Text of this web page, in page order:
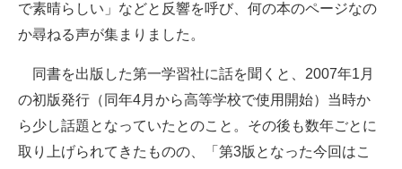
ITエンジニア向け専門サイト
企業向けIT製品の総合サイト
IT製品の技術・比較・事例
製造業のIT導入・活用を支援
で素晴らしい」などと反響を呼び、何の本のページなの
か尋ねる声が集まりました。
同書を出版した第一学習社に話を聞くと、2007年1月
の初版発行（同年4月から高等学校で使用開始）当時か
ら少し話題となっていたとのこと。その後も数年ごとに
取り上げられてきたものの、「第3版となった今回はこ